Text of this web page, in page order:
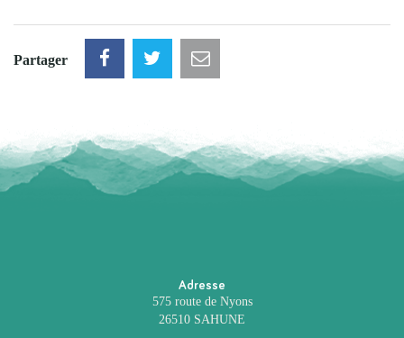
Partager
Adresse
575 route de Nyons
26510 SAHUNE